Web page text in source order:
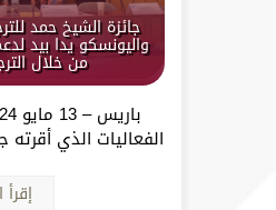
جائزة الشيخ حمد
واليونسكو يدا بيد
من خلال
الفعاليات الذي أقرته
إقرأ